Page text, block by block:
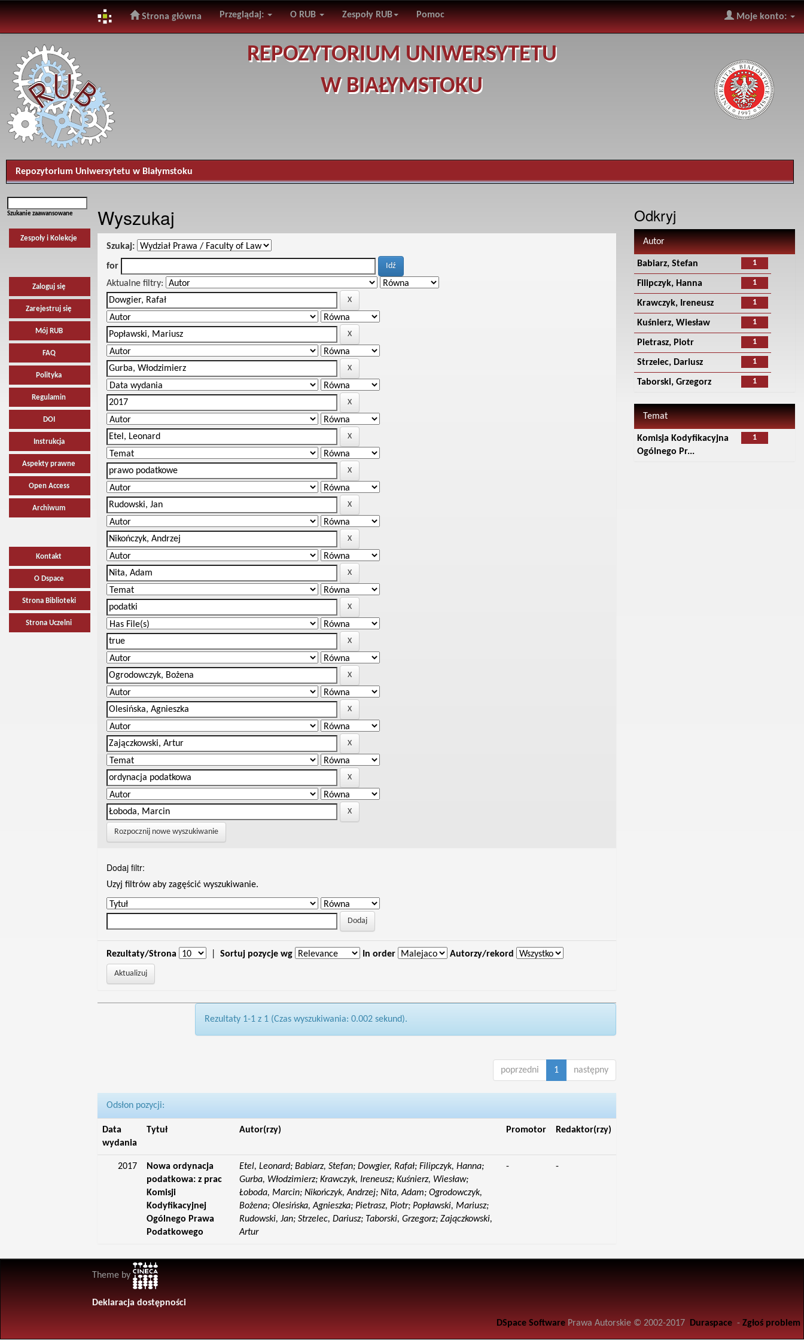
navigation
Strona główna Przeglądaj: O RUB Zespoły RUB Pomoc Moje konto:
REPOZYTORIUM UNIWERSYTETU
W BIAŁYMSTOKU
Repozytorium Uniwersytetu w Białymstoku
Szukanie zaawansowane
Zespoły i Kolekcje
Zaloguj się
Zarejestruj się
Mój RUB
FAQ
Polityka
Regulamin
DOI
Instrukcja
Aspekty prawne
Open Access
Archiwum
Kontakt
O Dspace
Strona Biblioteki
Strona Uczelni
Wyszukaj
Szukaj:
for
Aktualne filtry:
Rozpocznij nowe wyszukiwanie
Dodaj filtr:
Uzyj filtrów aby zagęścić wyszukiwanie.
Rezultaty/Strona Sortuj pozycje wg In order Autorzy/rekord
Rezultaty 1-1 z 1 (Czas wyszukiwania: 0.002 sekund).
poprzedni 1 następny
Odsłon pozycji:
Data
wydania
Tytuł Autor(rzy) Promotor Redaktor(rzy)
2017
Nowa ordynacja
podatkowa: z prac
Komisji
Kodyfikacyjnej
Ogólnego Prawa
Podatkowego
Etel, Leonard; Babiarz, Stefan; Dowgier, Rafał; Filipczyk, Hanna;
Gurba, Włodzimierz; Krawczyk, Ireneusz; Kuśnierz, Wiesław;
Łoboda, Marcin; Nikończyk, Andrzej; Nita, Adam; Ogrodowczyk,
Bożena; Olesińska, Agnieszka; Pietrasz, Piotr; Popławski, Mariusz;
Rudowski, Jan; Strzelec, Dariusz; Taborski, Grzegorz; Zajączkowski,
Artur
- -
Odkryj
Autor
1
Babiarz, Stefan
1
Filipczyk, Hanna
1
Krawczyk, Ireneusz
1
Kuśnierz, Wiesław
1
Pietrasz, Piotr
1
Strzelec, Dariusz
1
Taborski, Grzegorz
Temat
1
Komisja Kodyfikacyjna
Ogólnego Pr...
Theme by
Deklaracja dostępności
DSpace Software Prawa Autorskie © 2002-2017 Duraspace - Zgłoś problem